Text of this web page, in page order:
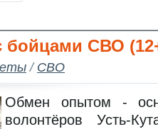
бойцами СВО
/СВО
Обмен опытом -
волонтёров Усть-